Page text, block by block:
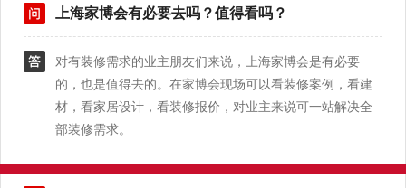
上海家博会有必要去吗？值得看吗？
对有装修需求的业主朋友们来说，上海家博会是有必要
的，也是值得去的。在家博会现场可以看装修案例，看建
材，看家居设计，看装修报价，对业主来说可一站解决全
部装修需求。